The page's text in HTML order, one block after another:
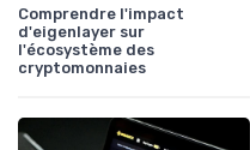
Comprendre l'impact
d'eigenlayer sur
l'écosystème des
cryptomonnaies